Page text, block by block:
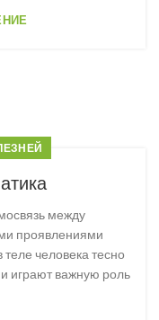
между
проявлениями
человека тесно
играют важную роль